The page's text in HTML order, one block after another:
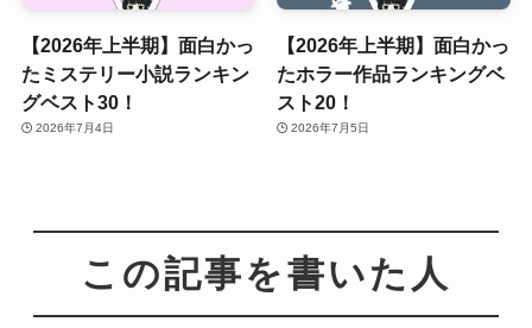
【2026年上半期】面白かっ
たミステリー小説ランキン
グベスト30！
2026年7月4日
【2026年上半期】面白かっ
たホラー作品ランキングベ
スト20！
2026年7月5日
この記事を書いた人